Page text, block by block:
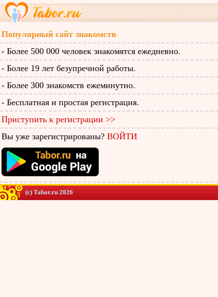
Популярный сайт знакомств
- Более 500 000 человек знакомятся ежедневно.
- Более 19 лет безупречной работы.
- Более 300 знакомств ежеминутно.
- Бесплатная и простая регистрация.
Приступить к регистрации >>
Вы уже зарегистрированы? ВОЙТИ
(c) Tabor.ru 2026